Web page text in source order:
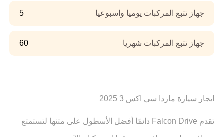
جهاز تتبع المركبات يوميا واسبوعيا 5
جهاز تتبع المركبات شهريا 60
ايجار سيارة مازدا سي اكس 3 2025
تقدم Falcon Drive دائمًا أفضل الأسطول على متنها لتستمتع